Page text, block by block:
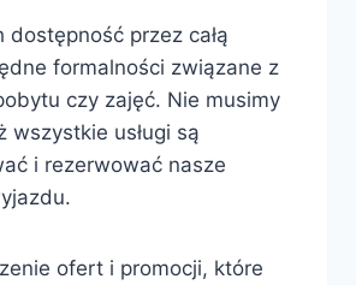
przez całą
formalności związane z
czy zajęć. Nie musimy
usługi są
i rezerwować nasze
ofert i promocji, które